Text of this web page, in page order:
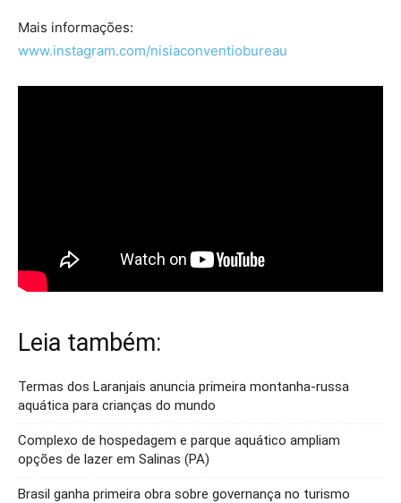
Mais informações:
www.instagram.com/nisiaconventiobureau
Leia também:
Termas dos Laranjais anuncia primeira montanha-russa
aquática para crianças do mundo
Complexo de hospedagem e parque aquático ampliam
opções de lazer em Salinas (PA)
Brasil ganha primeira obra sobre governança no turismo